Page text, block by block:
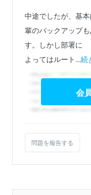
中途でしたが、基
輩のバックアップ
す。しかし部署に
よってはルート...続
会
問題を報告する